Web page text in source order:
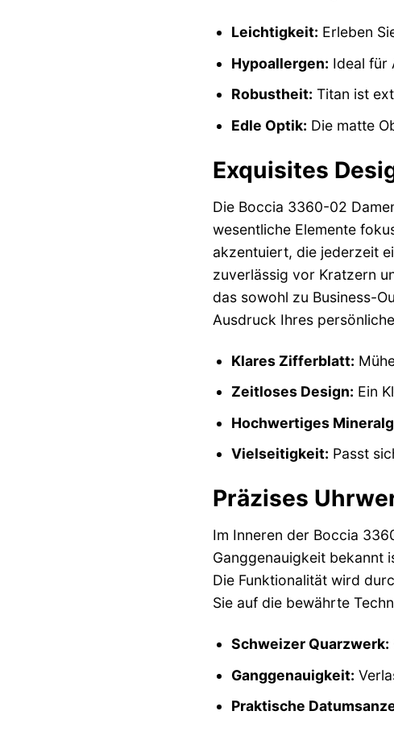
Leichtigkeit: Erleben
Hypoallergen: Ideal für
Robustheit: Titan ist
Edle Optik: Die matte
Exquisites
Die Boccia 3360-02
wesentliche Elemente
akzentuiert, die jederzeit
zuverlässig vor Kratzern
das sowohl zu Business-
Ausdruck Ihres
Klares Zifferblatt:
Zeitloses Design: Ein
Hochwertiges
Vielseitigkeit: Passt
Präzises
Im Inneren der Boccia
Ganggenauigkeit bekannt
Die Funktionalität wird
Sie auf die bewährte
Schweizer Quarzwerk:
Ganggenauigkeit:
Praktische